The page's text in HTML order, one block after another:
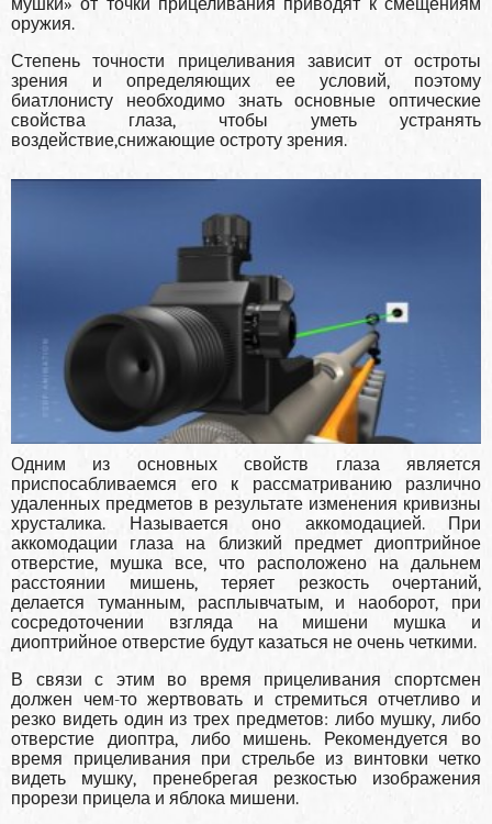
мушки» от точки прицеливания приводят к смещениям
оружия.
Степень точности прицеливания зависит от остроты
зрения и определяющих ее условий, поэтому
биатлонисту необходимо знать основные оптические
свойства глаза, чтобы уметь устранять
воздействие,снижающие остроту зрения.
Одним из основных свойств глаза является
приспосабливаемся его к рассматриванию различно
удаленных предметов в результате изменения кривизны
хрусталика. Называется оно аккомодацией. При
аккомодации глаза на близкий предмет диоптрийное
отверстие, мушка все, что расположено на дальнем
расстоянии мишень, теряет резкость очертаний,
делается туманным, расплывчатым, и наоборот, при
сосредоточении взгляда на мишени мушка и
диоптрийное отверстие будут казаться не очень четкими.
В связи с этим во время прицеливания спортсмен
должен чем-то жертвовать и стремиться отчетливо и
резко видеть один из трех предметов: либо мушку, либо
отверстие диоптра, либо мишень. Рекомендуется во
время прицеливания при стрельбе из винтовки четко
видеть мушку, пренебрегая резкостью изображения
прорези прицела и яблока мишени.